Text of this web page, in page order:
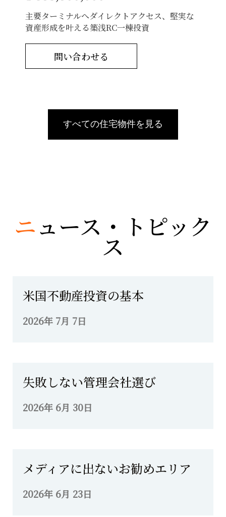
主要ターミナルへダイレクトアクセス、堅実な
資産形成を叶える築浅RC一棟投資
問い合わせる
すべての住宅物件を見る
ニュース・トピック
ス
米国不動産投資の基本
2026年 7月 7日
失敗しない管理会社選び
2026年 6月 30日
メディアに出ないお勧めエリア
2026年 6月 23日